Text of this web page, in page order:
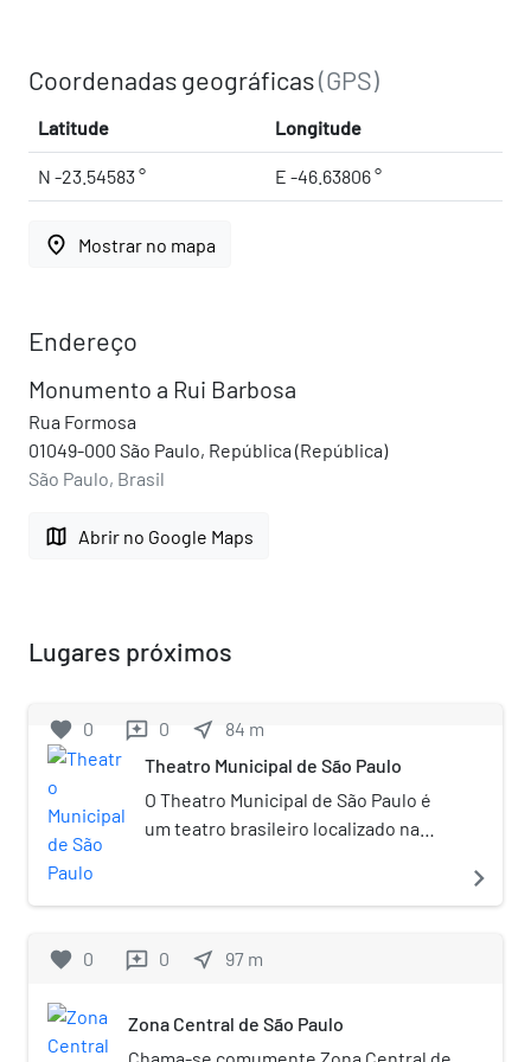
Coordenadas geográficas(GPS)
Latitude Longitude
N -23.54583 ° E -46.63806 °
place Mostrar no mapa
Endereço
Monumento a Rui Barbosa
Rua Formosa
01049-000 São Paulo, República (República)
São Paulo, Brasil
map Abrir no Google Maps
Lugares próximos
favorite 0 reviews 0 near_me 84 m
Theatro Municipal de São Paulo
O Theatro Municipal de São Paulo é
um teatro brasileiro localizado na
Azevedo, Claudio Rossi e Domiziano
eclético, inspirado na Ópera de Paris
cartões postais da cidade, localizado
na Praça Ramos de Azevedo, também
navigate_next
favorite 0 reviews 0 near_me 97 m
Zona Central de São Paulo